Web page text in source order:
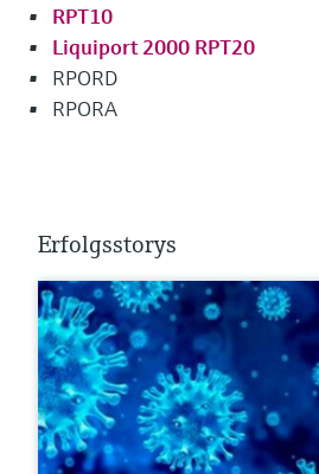
RPT10
Liquiport 2000 RPT20
RPORD
RPORA
Erfolgsstorys